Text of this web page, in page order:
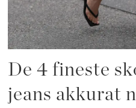
De 4 fineste
jeans akkurat